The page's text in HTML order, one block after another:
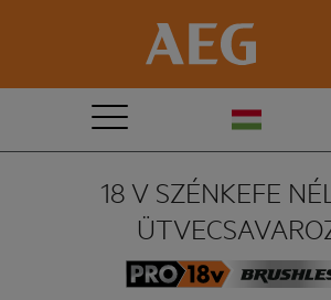
18 V SZÉNKEFE